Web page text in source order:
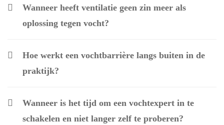
Wanneer heeft ventilatie geen zin meer als
oplossing tegen vocht?
Hoe werkt een vochtbarrière langs buiten in de
praktijk?
Wanneer is het tijd om een vochtexpert in te
schakelen en niet langer zelf te proberen?